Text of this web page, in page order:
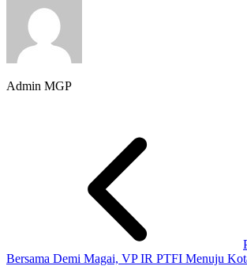
Admin MGP
Bersama Demi Magai, VP IR PTFI Menuju